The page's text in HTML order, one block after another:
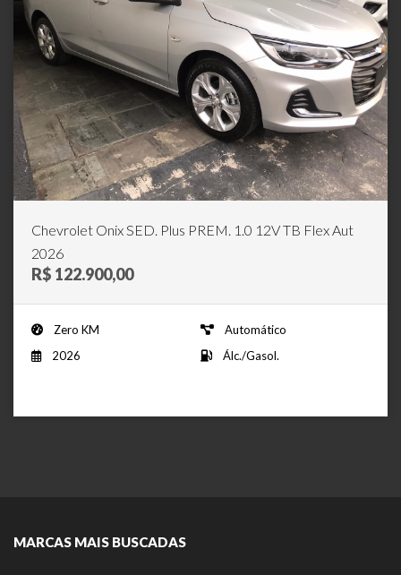
Chevrolet Onix SED. Plus PREM. 1.0 12V TB Flex Aut
2026
R$ 122.900,00
Zero KM
Automático
2026
Álc./Gasol.
MARCAS MAIS BUSCADAS